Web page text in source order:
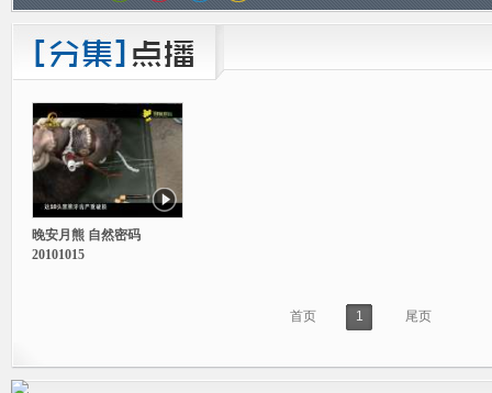
晚安月熊 自然密码
20101015
首页 1 尾页